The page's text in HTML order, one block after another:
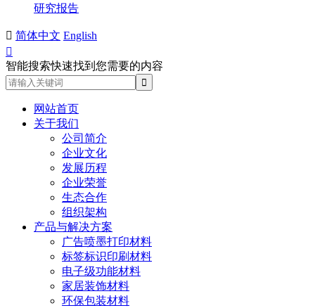
研究报告
 简体中文 English

智能搜索快速找到您需要的内容
网站首页
关于我们
公司简介
企业文化
发展历程
企业荣誉
生态合作
组织架构
产品与解决方案
广告喷墨打印材料
标签标识印刷材料
电子级功能材料
家居装饰材料
环保包装材料